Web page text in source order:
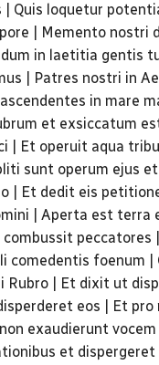
| Quis loquetur
| Memento nostri
in laetitia gentis
| Patres nostri in
in mare
et exsiccatum
| Et operuit aqua
sunt operum ejus
| Et dedit eis
| Aperta est
foenum |
| Et dixit ut
eos | Et
exaudierunt
et dispergeret